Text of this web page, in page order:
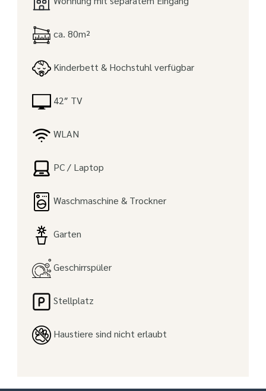
ca. 80m²
Kinderbett & Hochstuhl verfügbar
42″ TV
WLAN
PC / Laptop
Waschmaschine & Trockner
Garten
Geschirrspüler
Stellplatz
Haustiere sind nicht erlaubt